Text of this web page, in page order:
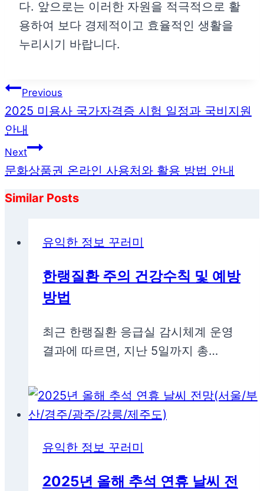
다. 앞으로는 이러한 자원을 적극적으로 활
용하여 보다 경제적이고 효율적인 생활을
누리시기 바랍니다.
글
탐
색
Previous
2025 미용사 국가자격증 시험 일정과 국비지원
안내
Next
문화상품권 온라인 사용처와 활용 방법 안내
Similar Posts
유익한 정보 꾸러미
한랭질환 주의 건강수칙 및 예방
방법
최근 한랭질환 응급실 감시체계 운영
결과에 따르면, 지난 5일까지 총…
유익한 정보 꾸러미
2025년 올해 추석 연휴 날씨 전